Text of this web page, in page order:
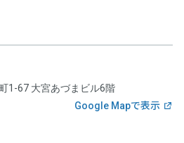
1-67 大宮あづまビル6階
Google Mapで表示